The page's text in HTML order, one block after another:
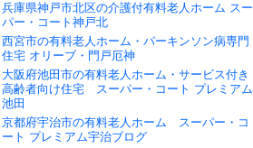
兵庫県神戸市北区の介護付有料老人ホーム スー
パー・コート神戸北
西宮市の有料老人ホーム・パーキンソン病専門
住宅 オリーブ・門戸厄神
大阪府池田市の有料老人ホーム・サービス付き
高齢者向け住宅 スーパー・コート プレミアム
池田
京都府宇治市の有料老人ホーム スーパー・コ
ート プレミアム宇治ブログ